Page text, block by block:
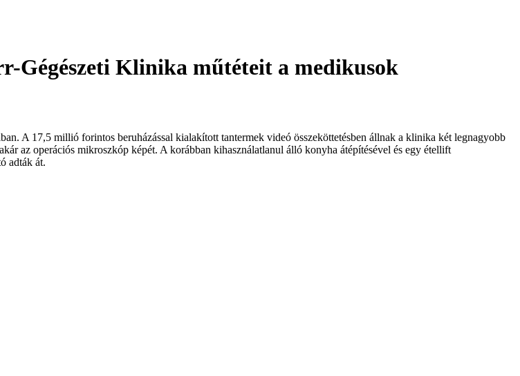
Gégészeti Klinika műtéteit a medikusok
A 17,5 millió forintos beruházással kialakított tantermek videó összeköttetésben állnak a klinika két legnagyobb
az operációs mikroszkóp képét. A korábban kihasználatlanul álló konyha átépítésével és egy étellift
adták át.